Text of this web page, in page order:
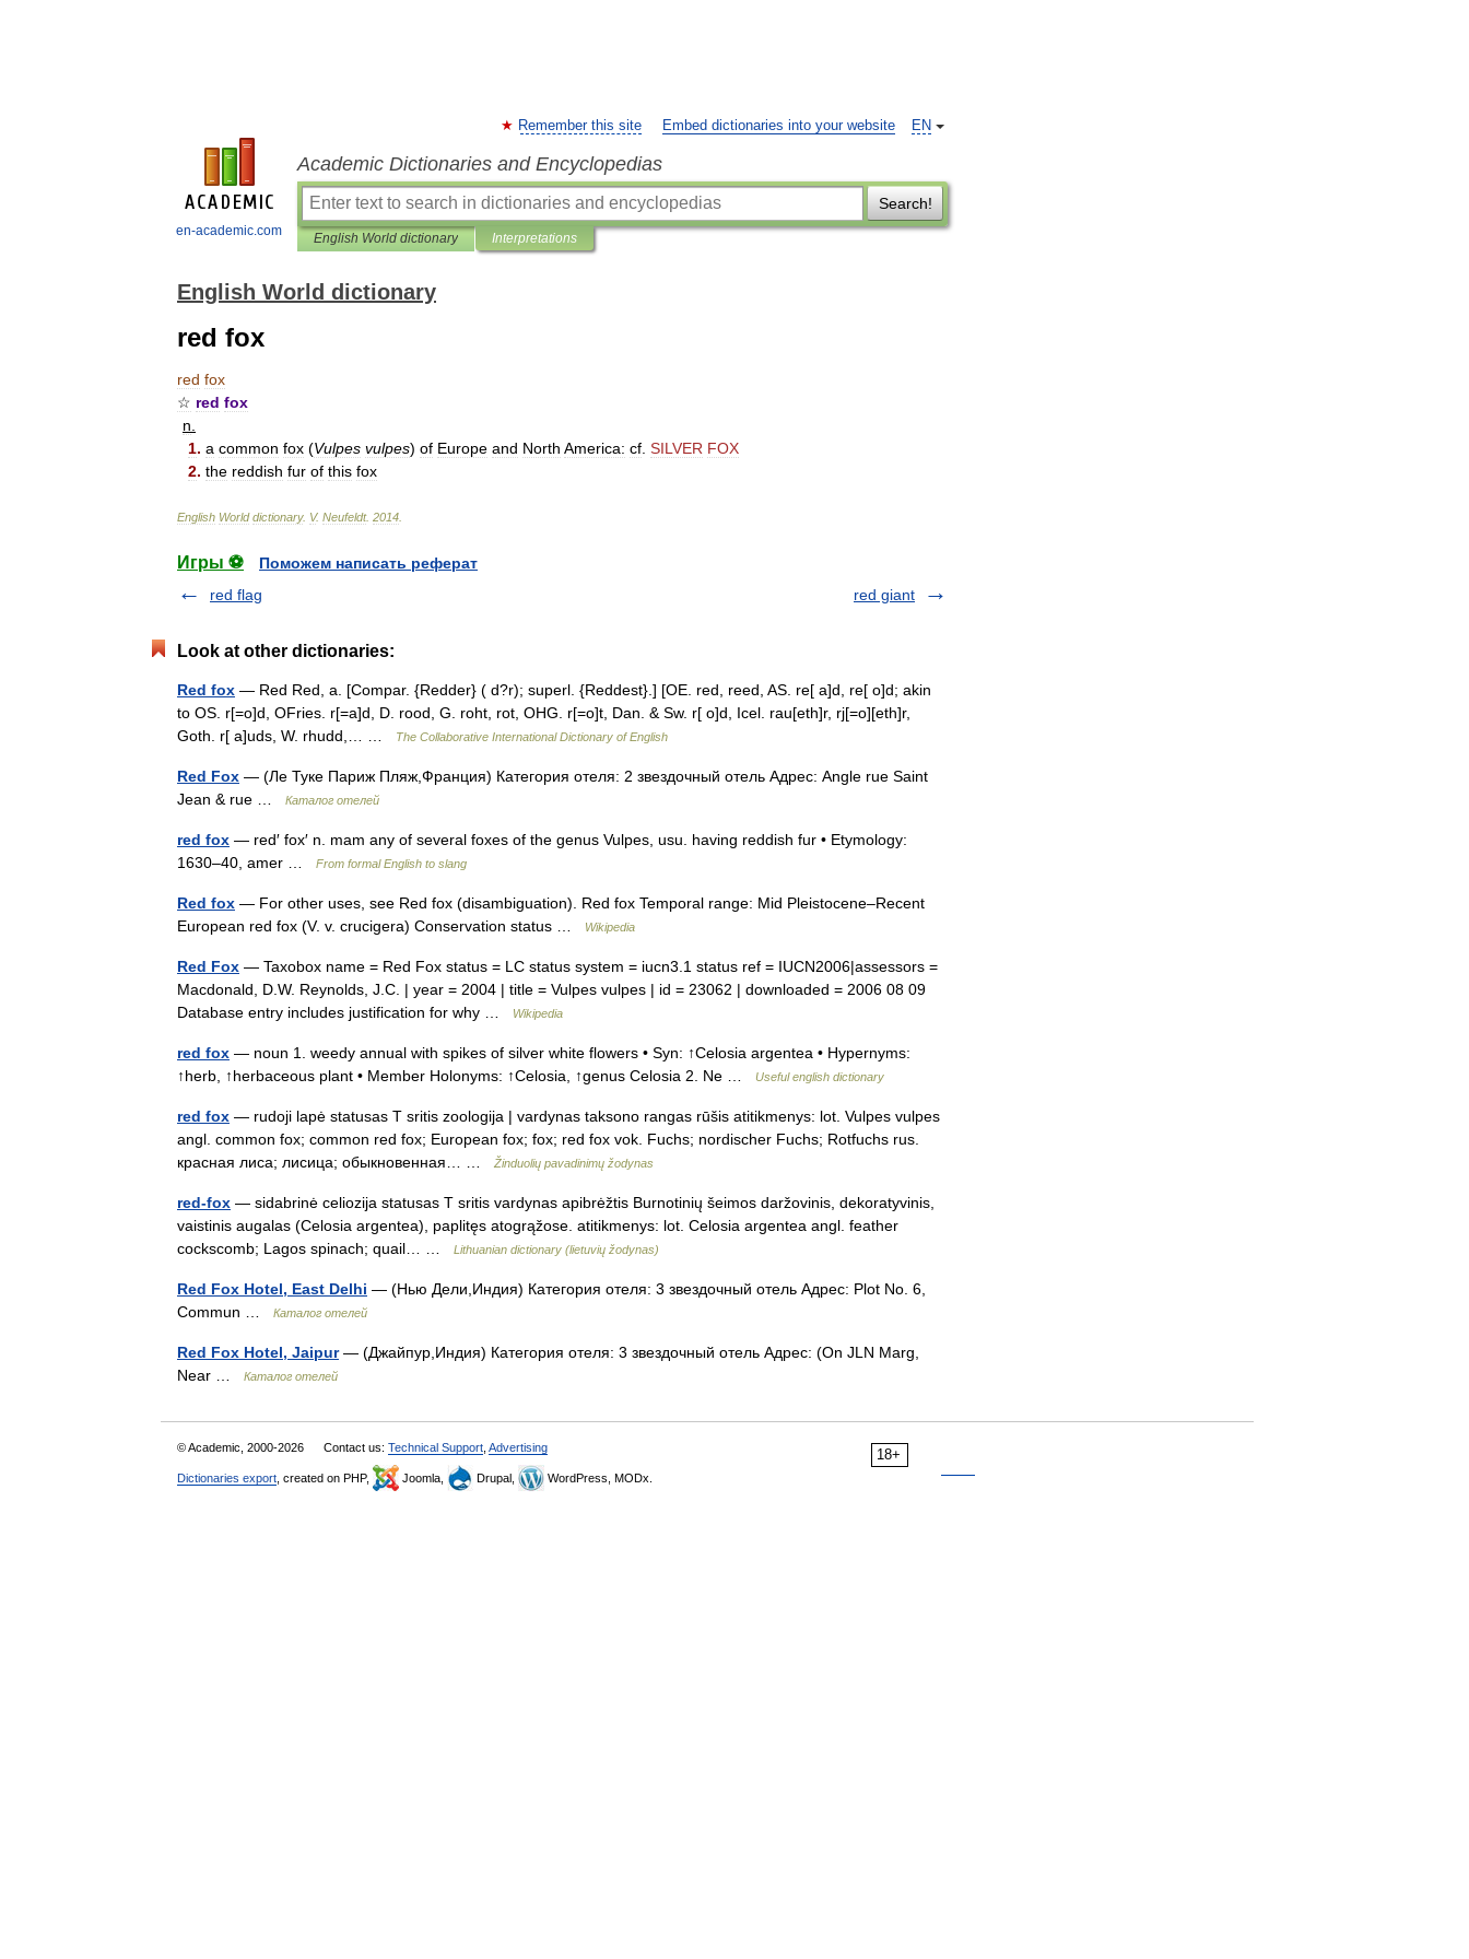
en-academic.com
EN
Remember this site Embed dictionaries into your website
Academic Dictionaries and Encyclopedias
Search!
English World dictionary Interpretations
English World dictionary
red fox
red fox
☆ red fox
n
1. a common fox (Vulpes vulpes) of Europe and North America: cf SILVER FOX
2. the reddish fur of this fox
English World dictionary. V. Neufeldt. 2014
Игры ⚽
Поможем написать реферат
red flag
red giant
Look at other dictionaries:
Red fox — Red Red, a. [Compar. {Redder} ( d?r); superl. {Reddest}.] [OE. red, reed, AS. re[ a]d, re[ o]d; akin
to OS. r[=o]d, OFries. r[=a]d, D. rood, G. roht, rot, OHG. r[=o]t, Dan. & Sw. r[ o]d, Icel. rau[eth]r, rj[=o][eth]r,
Goth. r[ a]uds, W. rhudd,… …
The Collaborative International Dictionary of English
Red Fox — (Ле Туке Париж Пляж,Франция) Категория отеля: 2 звездочный отель Адрес: Angle rue Saint
Jean & rue …
Каталог отелей
red fox — red′ fox′ n. mam any of several foxes of the genus Vulpes, usu. having reddish fur • Etymology:
1630–40, amer …
From formal English to slang
Red fox — For other uses, see Red fox (disambiguation). Red fox Temporal range: Mid Pleistocene–Recent
European red fox (V. v. crucigera) Conservation status …
Wikipedia
Red Fox — Taxobox name = Red Fox status = LC status system = iucn3.1 status ref = IUCN2006|assessors =
Macdonald, D.W. Reynolds, J.C. | year = 2004 | title = Vulpes vulpes | id = 23062 | downloaded = 2006 08 09
Database entry includes justification for why …
Wikipedia
red fox — noun 1. weedy annual with spikes of silver white flowers • Syn: ↑Celosia argentea • Hypernyms:
↑herb, ↑herbaceous plant • Member Holonyms: ↑Celosia, ↑genus Celosia 2. Ne …
Useful english dictionary
red fox — rudoji lapė statusas T sritis zoologija | vardynas taksono rangas rūšis atitikmenys: lot. Vulpes vulpes
angl. common fox; common red fox; European fox; fox; red fox vok. Fuchs; nordischer Fuchs; Rotfuchs rus.
красная лиса; лисица; обыкновенная… …
Žinduolių pavadinimų žodynas
red-fox — sidabrinė celiozija statusas T sritis vardynas apibrėžtis Burnotinių šeimos daržovinis, dekoratyvinis,
vaistinis augalas (Celosia argentea), paplitęs atogrąžose. atitikmenys: lot. Celosia argentea angl. feather
cockscomb; Lagos spinach; quail… …
Lithuanian dictionary (lietuvių žodynas)
Red Fox Hotel, East Delhi — (Нью Дели,Индия) Категория отеля: 3 звездочный отель Адрес: Plot No. 6,
Commun …
Каталог отелей
Red Fox Hotel, Jaipur— (Джайпур,Индия) Категория отеля: 3 звездочный отель Адрес: (On JLN Marg,
Near …
Каталог отелей
18+
© Academic, 2000-2026 Contact us: Technical Support Advertising
Dictionaries export , created on PHP, Joomla, Drupal, WordPress, MODx.